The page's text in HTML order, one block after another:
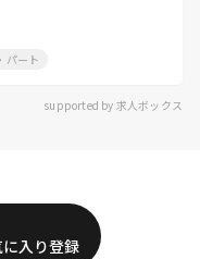
パート
supported by 求人ボックス
入り登録